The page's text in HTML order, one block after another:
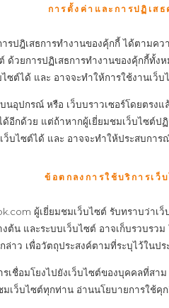
การตั้งค่าและการปฏิเสธ
รปฎิเสธการทำงานของคุ้กกี้ ได้ตามค
ด้วยการปฏิเสธการทำงานของคุ้กกี้ทั้ง
ซต์ได้ และ อาจจะทำให้การใช้งานเว็
อุปกรณ์ หรือ เว็บบราวเซอร์โดยตรง
อีกด้วย แต่ถ้าหากผู้เยี่ยมชมเว็บไซต์ป
บไซต์ได้ และ อาจจะทำให้ประสบกา
ข้อตกลงการใช้บริการเว็
ผู้เยี่ยมชมเว็บไซต์ รับทราบว่าเ
ต้น และระบบเว็บไซต์ อาจเก็บรวบรว
ล่าว เพื่อวัตถุประสงค์ตามที่ระบุไว้ในป
เชื่อมโยงไปยังเว็บไซต์ของบุคคลที่สา
มเว็บไซต์ทุกท่าน อ่านนโยบายการใช้